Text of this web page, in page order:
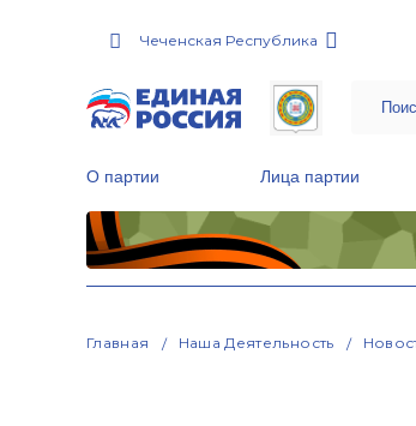
Чеченская Республика
О партии Лица партии
Главная Наша Деятельность